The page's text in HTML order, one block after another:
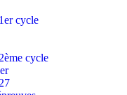
cycle
cycle